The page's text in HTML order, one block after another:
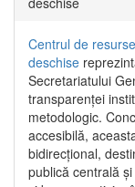
Centrul de
deschise
Secretariatului
transparenței
metodologic.
accesibilă,
bidirecțional,
publică centrală